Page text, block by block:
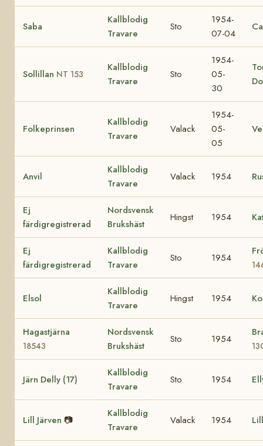
Saba
Kallblodig
Travare
Sto
1954-
07-04
Sollillan NT 153
Kallblodig
Travare
Sto
1954-
05-
30
Folkeprinsen
Kallblodig
Travare
Valack
1954-
05-
05
Anvil
Kallblodig
Travare
Valack 1954
Ej
färdigregistrerad
Nordsvensk
Brukshäst
Hingst 1954
Ej
färdigregistrerad
Kallblodig
Travare
Sto 1954
Elsol
Kallblodig
Travare
Hingst 1954
Hagastjärna
18543
Nordsvensk
Brukshäst
Sto 1954
Järn Delly (17)
Kallblodig
Travare
Sto 1954
Lill Järven 📷
Kallblodig
Travare
Valack 1954